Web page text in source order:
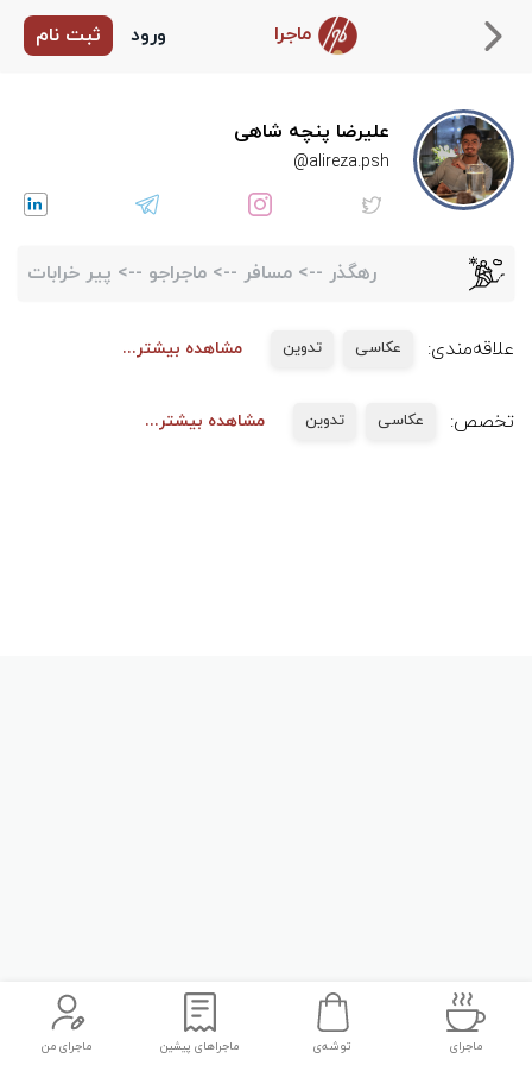
ماجرا ورود ثبت نام
ماجرای توشه‌ی ماجراهای پیشین ماجرای من
علیرضا پنچه شاهی
alireza.psh@
رهگذر --> مسافر --> ماجراجو --> پیر خرابات
علاقه‌مندی: عکاسی تدوین مشاهده بیشتر...
تخصص: عکاسی تدوین مشاهده بیشتر...